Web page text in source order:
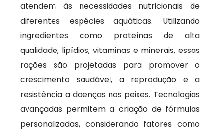
atendem às necessidades nutricionais de
diferentes espécies aquáticas. Utilizando
ingredientes como proteínas de alta
qualidade, lipídios, vitaminas e minerais, essas
rações são projetadas para promover o
crescimento saudável, a reprodução e a
resistência a doenças nos peixes. Tecnologias
avançadas permitem a criação de fórmulas
personalizadas, considerando fatores como